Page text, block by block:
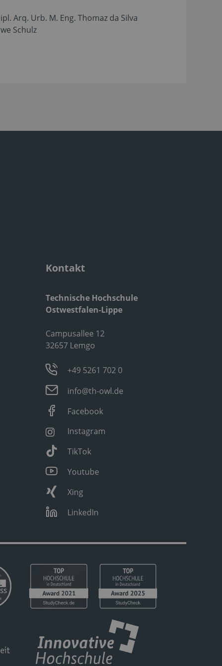
Arq. Urb. M. Eng. Thomaz da Silva
Schulz
Kontakt
Technische Hochschule
Ostwestfalen-Lippe
Campusallee 12
32657 Lemgo
+49 5261 702 0
info@th-owl.de
Facebook
Instagram
TikTok
Youtube
Xing
LinkedIn